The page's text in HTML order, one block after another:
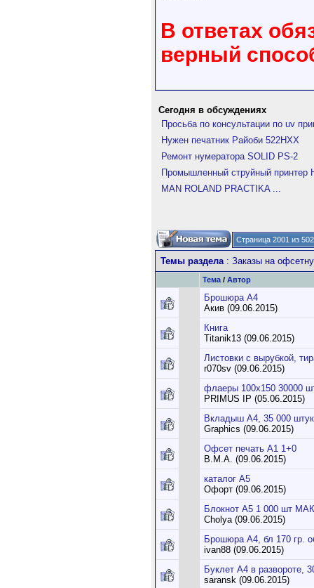
В ответах
верный
Сегодня в обсуждениях
Просьба по консультации по uv
Нужен печатник Райоби 522HXX
Ремонт нумератора SOLID PS-2
Промышленный струйный принтер
MAN ROLAND PRACTIKA ...
Страница 2001 из
Темы раздела: Заказы на
Тема / Автор
Брошюра А4
Акив (09.06.2015)
Книга
Titanik13 (09.06.2015)
Листовки с вырубкой,
r070sv (09.06.2015)
флаеры 100х150 30000
PRIMUS IP (05.06.2015)
Вкладыш А4, 35 000 штук
Graphics (09.06.2015)
Офсет печать А1 1+0
B.M.A. (09.06.2015)
каталог А5
Офорт (09.06.2015)
Блокнот А5 1 000 шт
Cholya (09.06.2015)
Брошюра А4, бл 170 гр.
ivan88 (09.06.2015)
Буклет А4 в развороте,
saransk (09.06.2015)